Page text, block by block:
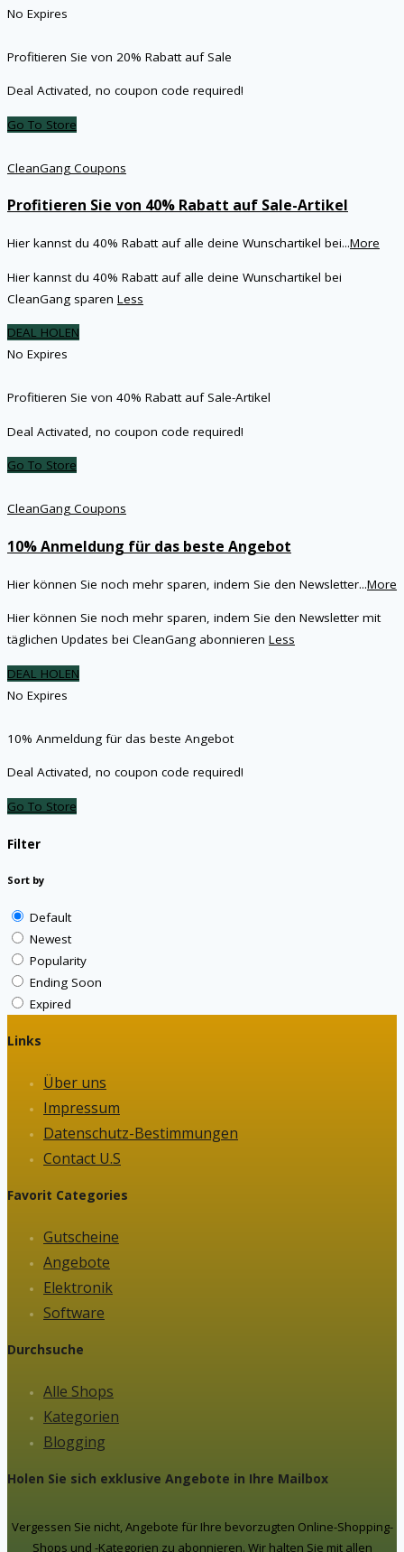
No Expires
Profitieren Sie von 20% Rabatt auf Sale
Deal Activated, no coupon code required!
Go To Store
CleanGang Coupons
Profitieren Sie von 40% Rabatt auf Sale-Artikel
Hier kannst du 40% Rabatt auf alle deine Wunschartikel bei...More
Hier kannst du 40% Rabatt auf alle deine Wunschartikel bei
CleanGang sparen Less
DEAL HOLEN
No Expires
Profitieren Sie von 40% Rabatt auf Sale-Artikel
Deal Activated, no coupon code required!
Go To Store
CleanGang Coupons
10% Anmeldung für das beste Angebot
Hier können Sie noch mehr sparen, indem Sie den Newsletter...More
Hier können Sie noch mehr sparen, indem Sie den Newsletter mit
täglichen Updates bei CleanGang abonnieren Less
DEAL HOLEN
No Expires
10% Anmeldung für das beste Angebot
Deal Activated, no coupon code required!
Go To Store
Filter
Sort by
Default
Newest
Popularity
Ending Soon
Expired
Links
Über uns
Impressum
Datenschutz-Bestimmungen
Contact U.S
Favorit Categories
Gutscheine
Angebote
Elektronik
Software
Durchsuche
Alle Shops
Kategorien
Blogging
Holen Sie sich exklusive Angebote in Ihre Mailbox
Vergessen Sie nicht, Angebote für Ihre bevorzugten Online-Shopping-
Shops und -Kategorien zu abonnieren. Wir halten Sie mit allen